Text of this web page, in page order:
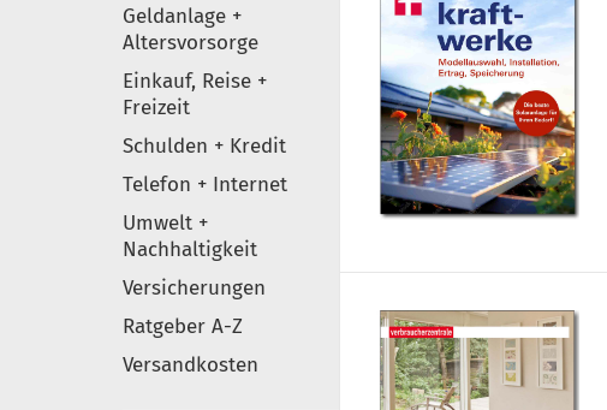
Geldanlage +
Altersvorsorge
Einkauf, Reise +
Freizeit
Schulden + Kredit
Telefon + Internet
Umwelt +
Nachhaltigkeit
Versicherungen
Ratgeber A-Z
Versandkosten